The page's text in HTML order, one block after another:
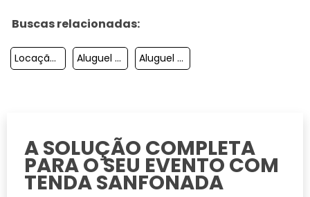
Buscas relacionadas:
Locação De Tendas Para Eventos Sp Aluguel De Tendas Piramidal Aluguel Tenda De Cristal
A SOLUÇÃO COMPLETA
PARA O SEU EVENTO COM
TENDA SANFONADA